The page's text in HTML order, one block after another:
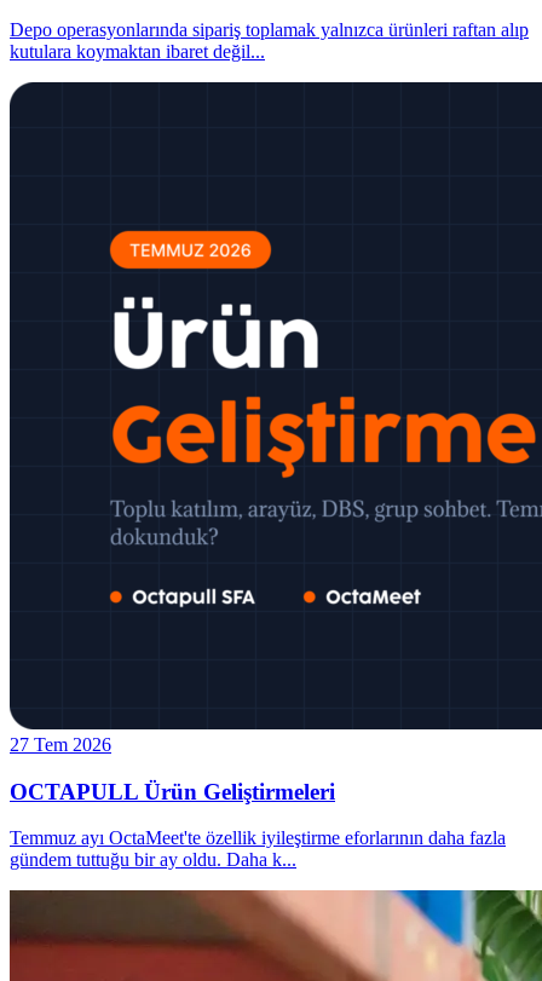
Depo operasyonlarında sipariş toplamak yalnızca ürünleri raftan alıp
kutulara koymaktan ibaret değil...
27 Tem 2026
OCTAPULL Ürün Geliştirmeleri
Temmuz ayı OctaMeet'te özellik iyileştirme eforlarının daha fazla
gündem tuttuğu bir ay oldu. Daha k...